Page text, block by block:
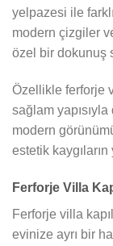
yelpazesi ile
modern çizgiler
özel bir dokunuş
Özellikle ferforje
sağlam
modern
estetik kaygıların
Ferforje Villa
Ferforje villa
evinize ayrı bir